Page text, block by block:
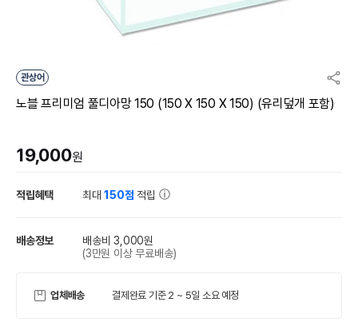
관상어
노블 프리미엄 풀디아망 150 (150 X 150 X 150) (유리덮개 포함)
19,000원
적립혜택 최대150점 적립
배송정보
배송비 3,000원
(3만원 이상 무료배송)
업체배송 결제완료 기준 2 ~ 5일 소요 예정